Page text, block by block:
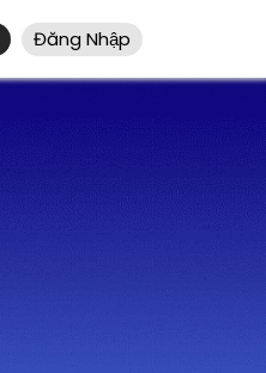
Đăng Nhập